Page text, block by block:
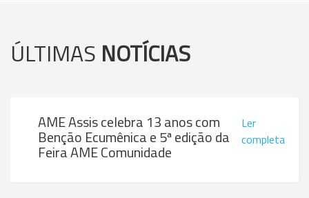
ÚLTIMAS NOTÍCIAS
AME Assis celebra 13 anos com
Benção Ecumênica e 5ª edição da
Feira AME Comunidade
Ler
completa